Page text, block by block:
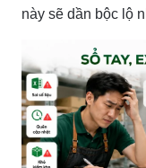
này sẽ dần bộc lộ